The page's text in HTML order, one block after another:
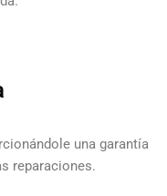
una garantía
reparaciones.